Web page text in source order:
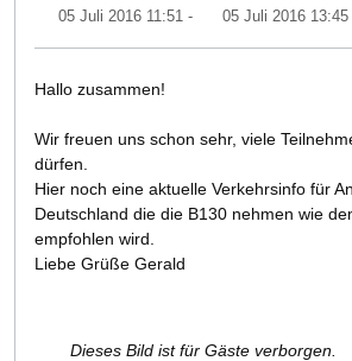
05 Juli 2016 11:51 - 05 Juli 2016 13:45
Hallo zusammen!
Wir freuen uns schon sehr, viele
dürfen.
Hier noch eine aktuelle Verkehrsinfo für
Deutschland die die B130 nehmen wie
empfohlen wird.
Liebe Grüße Gerald
Dieses Bild ist für Gäste verborgen.